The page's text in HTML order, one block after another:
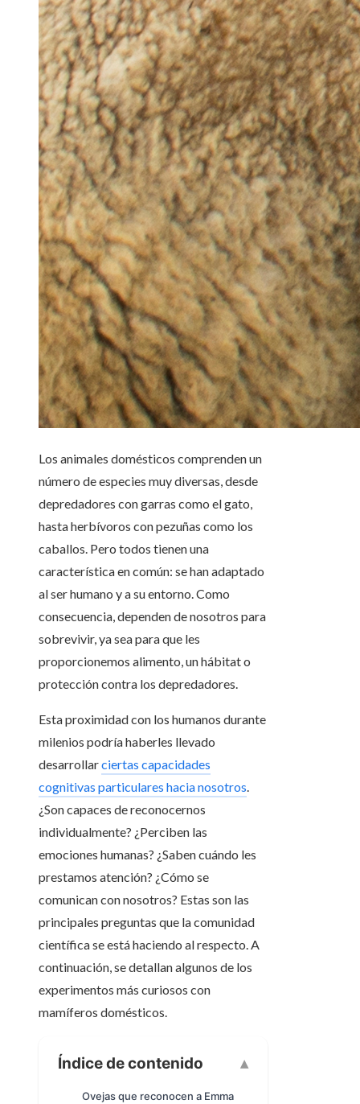
Los animales domésticos comprenden un
número de especies muy diversas, desde
depredadores con garras como el gato,
hasta herbívoros con pezuñas como los
caballos. Pero todos tienen una
característica en común: se han adaptado
al ser humano y a su entorno. Como
consecuencia, dependen de nosotros para
sobrevivir, ya sea para que les
proporcionemos alimento, un hábitat o
protección contra los depredadores.
Esta proximidad con los humanos durante
milenios podría haberles llevado
desarrollarciertas capacidades
cognitivas particulares hacia nosotros.
¿Son capaces de reconocernos
individualmente? ¿Perciben las
emociones humanas? ¿Saben cuándo les
prestamos atención? ¿Cómo se
comunican con nosotros? Estas son las
principales preguntas que la comunidad
científica se está haciendo al respecto. A
continuación, se detallan algunos de los
experimentos más curiosos con
mamíferos domésticos.
Índice de contenido
Ovejas que reconocen a Emma